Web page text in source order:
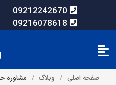
09212242670
09216078618
صفحه اصلی وبلاگ مشاوره